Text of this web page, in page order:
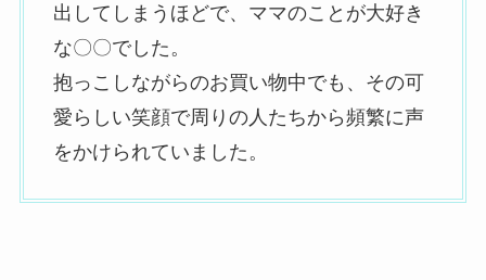
出してしまうほどで、ママのことが大好き
な〇〇でした。
抱っこしながらのお買い物中でも、その可
愛らしい笑顔で周りの人たちから頻繁に声
をかけられていました。